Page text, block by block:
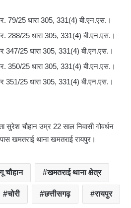
79/25 धारा 305, 331(4) बी.एन.एस.।
288/25 धारा 305, 331(4) बी.एन.एस.।
347/25 धारा 305, 331(4) बी.एन.एस.।
350/25 धारा 305, 331(4) बी.एन.एस.।
351/25 धारा 305, 331(4) बी.एन.एस.।
सुरेश चौहान उम्र 22 साल निवासी गोवर्धन
खमतराई थाना खमतराई रायपुर।
चौहान खमतराई थाना क्षेत्र
चोरी छत्तीसगढ़ रायपुर